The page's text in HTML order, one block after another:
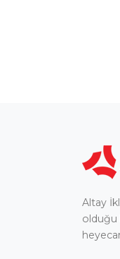
Altay
olduğu